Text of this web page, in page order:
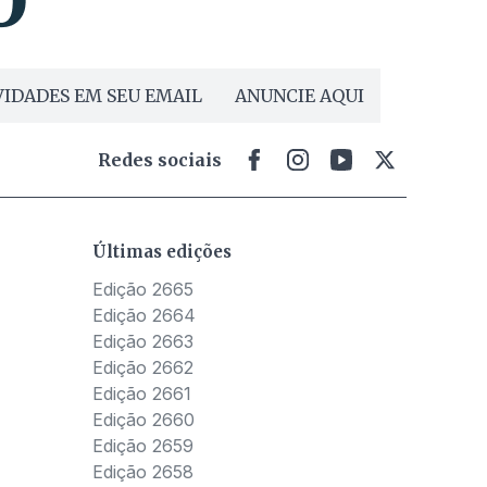
EM SEU EMAIL ANUNCIE AQUI
Redes sociais
Últimas edições
Edição 2665
Edição 2664
Edição 2663
Edição 2662
Edição 2661
Edição 2660
Edição 2659
Edição 2658